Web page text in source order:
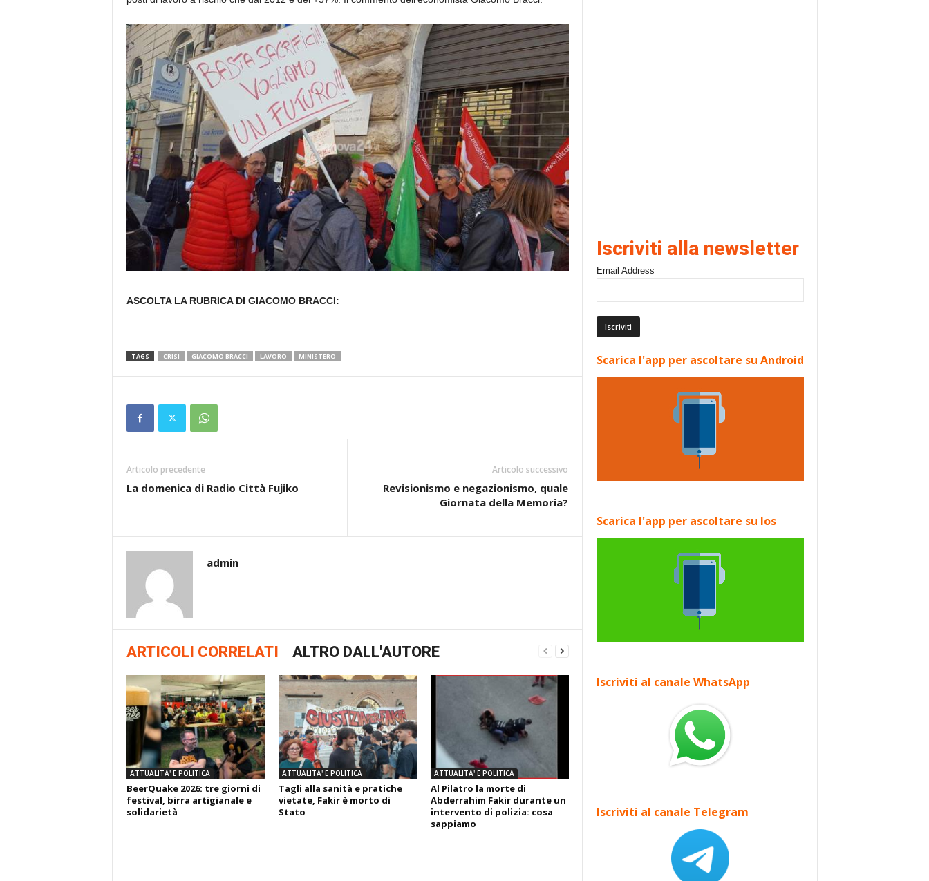
ASCOLTA LA RUBRICA DI GIACOMO BRACCI:
TAGS CRISI GIACOMO BRACCI LAVORO MINISTERO
Articolo precedente
La domenica di Radio Città Fujiko
Articolo successivo
Revisionismo e negazionismo, quale
Giornata della Memoria?
admin
ARTICOLI CORRELATI ALTRO DALL'AUTORE
ATTUALITA' E POLITICA
BeerQuake 2026: tre giorni di
festival, birra artigianale e
solidarietà
ATTUALITA' E POLITICA
Tagli alla sanità e pratiche
vietate, Fakir è morto di
Stato
ATTUALITA' E POLITICA
Al Pilatro la morte di
Abderrahim Fakir durante un
intervento di polizia: cosa
sappiamo
Iscriviti alla newsletter
Email Address
Scarica l'app per ascoltare su Android
Scarica l'app per ascoltare su Ios
Iscriviti al canale WhatsApp
Iscriviti al canale Telegram